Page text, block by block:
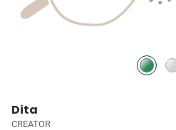
Dita
CREATOR